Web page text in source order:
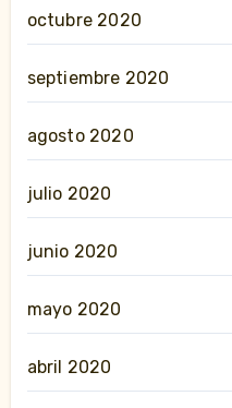
octubre 2020
septiembre 2020
agosto 2020
julio 2020
junio 2020
mayo 2020
abril 2020